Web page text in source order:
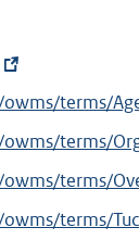
terms/
terms/
terms/
terms/